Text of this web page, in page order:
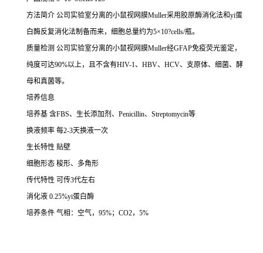
方法简介 公司实验室分离的小鼠视网膜Muller采用胶原酶消化法和yi蛋
白酶反复消化法制备而来，细胞总量约为5×10?cells/瓶。
质量检测 公司实验室分离的小鼠视网膜Muller经GFAP免疫荧光鉴定，
纯度可达90%以上，且不含有HIV-1、HBV、HCV、支原体、细菌、酵
母和真菌等。
培养信息
培养基 含FBS、生长添加剂、Penicillin、Streptomycin等
换液频率 每2-3天换液一次
生长特性 贴壁
细胞形态 梭形、多角形
传代特性 可传3代左右
消化液 0.25%yi蛋白酶
培养条件 气相：空气， 95%；CO2，5%